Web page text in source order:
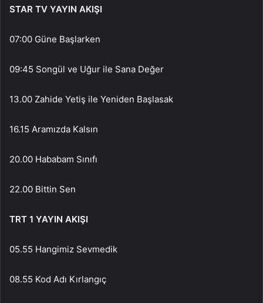
STAR TV YAYIN AKIŞI
07:00 Güne Başlarken
09:45 Songül ve Uğur ile Sana Değer
13.00 Zahide Yetiş ile Yeniden Başlasak
16.15 Aramızda Kalsın
20.00 Hababam Sınıfı
22.00 Bittin Sen
TRT 1 YAYIN AKIŞI
05.55 Hangimiz Sevmedik
08.55 Kod Adı Kırlangıç